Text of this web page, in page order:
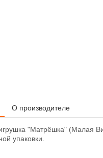
О производителе
"Матрёшка" (Малая
упаковки.